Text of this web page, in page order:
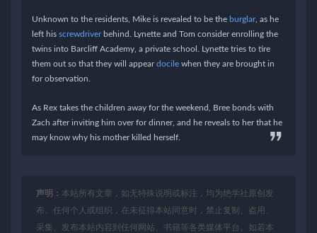
Unknown to the residents, Mike is revealed to be the burglar, as he
left his screwdriverbehind. Lynette and Tom consider enrolling the
twins into Barcliff Academy, a private school. Lynette tries to tire
them out so that they will appeardocile when they are brought in
for observation.
As Rex takes the children away for the weekend, Bree bonds with
Zach after inviting him over for dinner, and he reveals to her that he
may know why his mother killed herself.
声明： 本站所有文章，如无特殊说明或标注，均为绝学社原创发
布。任何个人或组织，在未征得本站同意时，禁止复制、盗用、
采集、发布本站内容到任何网站、书籍等各类媒体平台。如若本